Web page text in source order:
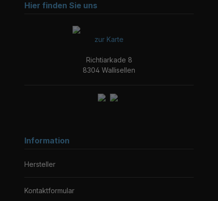
Hier finden Sie uns
zur Karte
Richtiarkade 8
8304 Wallisellen
Information
Hersteller
Kontaktformular